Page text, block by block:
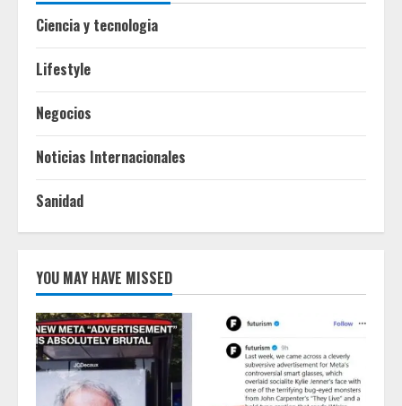
Ciencia y tecnologia
Lifestyle
Negocios
Noticias Internacionales
Sanidad
YOU MAY HAVE MISSED